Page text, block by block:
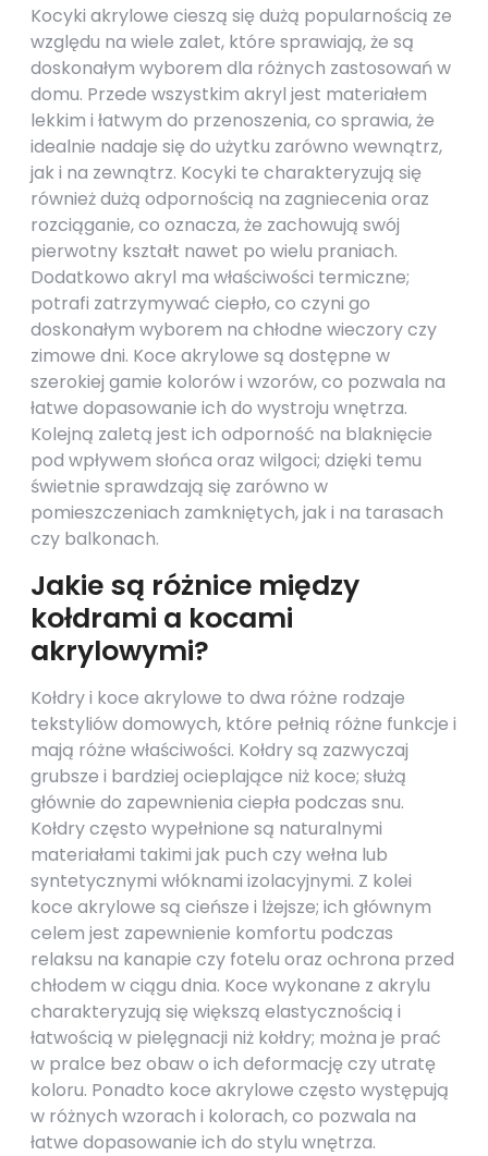
Kocyki akrylowe cieszą się dużą popularnością ze
względu na wiele zalet, które sprawiają, że są
doskonałym wyborem dla różnych zastosowań w
domu. Przede wszystkim akryl jest materiałem
lekkim i łatwym do przenoszenia, co sprawia, że
idealnie nadaje się do użytku zarówno wewnątrz,
jak i na zewnątrz. Kocyki te charakteryzują się
również dużą odpornością na zagniecenia oraz
rozciąganie, co oznacza, że zachowują swój
pierwotny kształt nawet po wielu praniach.
Dodatkowo akryl ma właściwości termiczne;
potrafi zatrzymywać ciepło, co czyni go
doskonałym wyborem na chłodne wieczory czy
zimowe dni. Koce akrylowe są dostępne w
szerokiej gamie kolorów i wzorów, co pozwala na
łatwe dopasowanie ich do wystroju wnętrza.
Kolejną zaletą jest ich odporność na blaknięcie
pod wpływem słońca oraz wilgoci; dzięki temu
świetnie sprawdzają się zarówno w
pomieszczeniach zamkniętych, jak i na tarasach
czy balkonach.
Jakie są różnice między
kołdrami a kocami
akrylowymi?
Kołdry i koce akrylowe to dwa różne rodzaje
tekstyliów domowych, które pełnią różne funkcje i
mają różne właściwości. Kołdry są zazwyczaj
grubsze i bardziej ocieplające niż koce; służą
głównie do zapewnienia ciepła podczas snu.
Kołdry często wypełnione są naturalnymi
materiałami takimi jak puch czy wełna lub
syntetycznymi włóknami izolacyjnymi. Z kolei
koce akrylowe są cieńsze i lżejsze; ich głównym
celem jest zapewnienie komfortu podczas
relaksu na kanapie czy fotelu oraz ochrona przed
chłodem w ciągu dnia. Koce wykonane z akrylu
charakteryzują się większą elastycznością i
łatwością w pielęgnacji niż kołdry; można je prać
w pralce bez obaw o ich deformację czy utratę
koloru. Ponadto koce akrylowe często występują
w różnych wzorach i kolorach, co pozwala na
łatwe dopasowanie ich do stylu wnętrza.